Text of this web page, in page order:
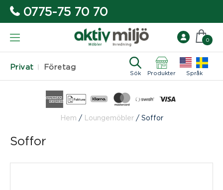
0775-75 70 70
Privat Företag
Sök Produkter Språk
0
Hem / Loungemöbler/ Soffor
Soffor